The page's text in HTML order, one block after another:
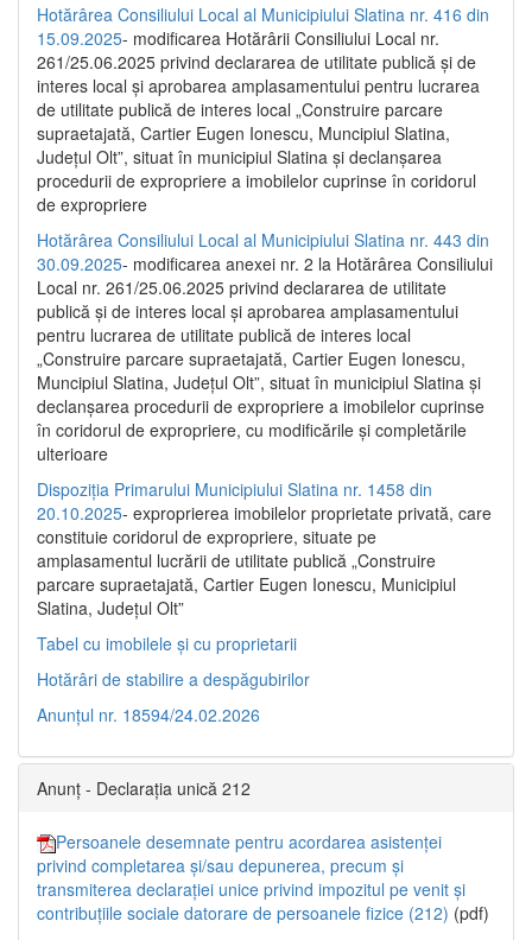
Hotărârea Consiliului Local al Municipiului Slatina nr. 416 din
15.09.2025- modificarea Hotărârii Consiliului Local nr.
261/25.06.2025 privind declararea de utilitate publică și de
interes local și aprobarea amplasamentului pentru lucrarea
de utilitate publică de interes local „Construire parcare
supraetajată, Cartier Eugen Ionescu, Muncipiul Slatina,
Județul Olt”, situat în municipiul Slatina și declanșarea
procedurii de expropriere a imobilelor cuprinse în coridorul
de expropriere
Hotărârea Consiliului Local al Municipiului Slatina nr. 443 din
30.09.2025- modificarea anexei nr. 2 la Hotărârea Consiliului
Local nr. 261/25.06.2025 privind declararea de utilitate
publică şi de interes local şi aprobarea amplasamentului
pentru lucrarea de utilitate publică de interes local
„Construire parcare supraetajată, Cartier Eugen Ionescu,
Muncipiul Slatina, Judeţul Olt”, situat în municipiul Slatina şi
declanşarea procedurii de expropriere a imobilelor cuprinse
în coridorul de expropriere, cu modificările şi completările
ulterioare
Dispoziția Primarului Municipiului Slatina nr. 1458 din
20.10.2025- exproprierea imobilelor proprietate privată, care
constituie coridorul de expropriere, situate pe
amplasamentul lucrării de utilitate publică „Construire
parcare supraetajată, Cartier Eugen Ionescu, Municipiul
Slatina, Județul Olt”
Tabel cu imobilele și cu proprietarii
Hotărâri de stabilire a despăgubirilor
Anunțul nr. 18594/24.02.2026
Anunț - Declarația unică 212
Persoanele desemnate pentru acordarea asistenței
privind completarea și/sau depunerea, precum și
transmiterea declarației unice privind impozitul pe venit și
contribuțiile sociale datorare de persoanele fizice (212) (pdf)